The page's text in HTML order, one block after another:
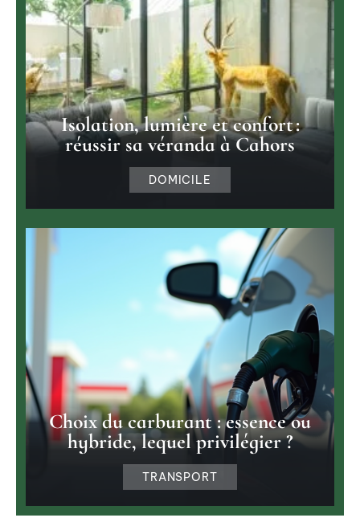
Isolation, lumière et confort :
réussir sa véranda à Cahors
DOMICILE
Choix du carburant : essence ou
hybride, lequel privilégier ?
TRANSPORT